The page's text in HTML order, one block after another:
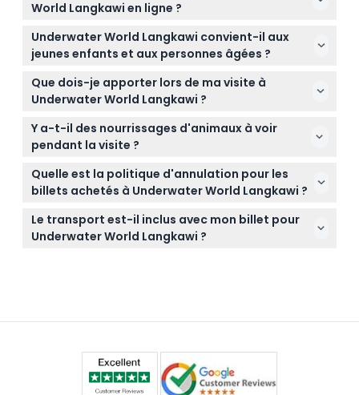
9h30 à 18h30 pendant les vacances scolaires et les
jours fériés (sous réserve de modifications —
veuillez confirmer lors de la réservation).
World Langkawi en ligne ?
Oui, vous pouvez facilement réserver vos billets en
ligne ici même sur ce site, ce qui garantit une
entrée sans encombre et sécurise la date de visite
que vous préférez.
Underwater World Langkawi convient-il aux
jeunes enfants et aux personnes âgées ?
Absolument ! Les enfants de 3 à 12 ans et les
seniors de 60 ans et plus sont les bienvenus, avec
des tarifs spéciaux disponibles ; les nourrissons de
moins de 3 ans entrent gratuitement sans place
séparée.
Que dois-je apporter lors de ma visite à
Underwater World Langkawi ?
Apportez des chaussures confortables pour
marcher et un appareil photo pour capturer les
prendre une veste légère car les espaces de
l'aquarium peuvent être frais.
Y a-t-il des nourrissages d'animaux à voir
pendant la visite ?
Oui ! Vous pouvez assister aux séances de
nourrissage des manchots Rockhopper vers 11h15 et
15h00, des phoques à 14h30 (sauf le vendredi à
16h00), et d'autres créatures à des horaires
programmés tout au long de la journée (sous
Quelle est la politique d'annulation pour les
billets achetés à Underwater World Langkawi ?
Les billets ne sont pas remboursables et ne
peuvent pas être annulés, il est donc important de
bien choisir la date de votre visite lors de la
Le transport est-il inclus avec mon billet pour
Underwater World Langkawi ?